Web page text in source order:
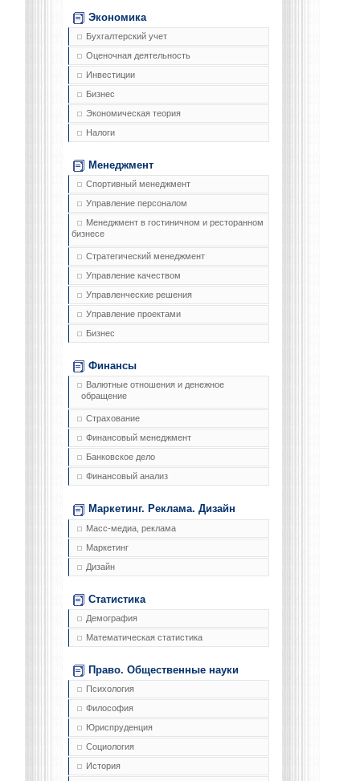
Экономика
Бухгалтерский учет
Оценочная деятельность
Инвестиции
Бизнес
Экономическая теория
Налоги
Менеджмент
Спортивный менеджмент
Управление персоналом
Менеджмент в гостиничном и ресторанном
бизнесе
Стратегический менеджмент
Управление качеством
Управленческие решения
Управление проектами
Бизнес
Финансы
Валютные отношения и денежное
обращение
Страхование
Финансовый менеджмент
Банковское дело
Финансовый анализ
Маркетинг. Реклама. Дизайн
Масс-медиа, реклама
Маркетинг
Дизайн
Статистика
Демография
Математическая статистика
Право. Общественные науки
Психология
Философия
Юриспруденция
Социология
История